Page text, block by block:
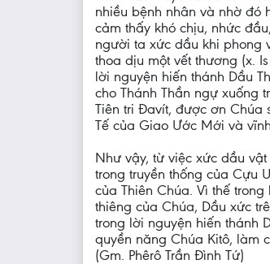
nhiều bệnh nhân và nhờ đó
cảm thấy khó chịu, nhức
người ta xức dầu khi phong
thoa dịu một vết thương (x.
lời nguyện hiến thánh Dầu
cho Thánh Thần ngự xuống
Tiên tri Đavít, được ơn Chúa
Tế của Giao Ước Mới và
Như vậy, từ việc xức dầu
trong truyền thống của Cựu
của Thiên Chúa. Vì thế
thiêng của Chúa, Dầu xức
trong lời nguyện hiến thánh
quyền năng Chúa Kitô, làm
(Gm. Phêrô Trần Đình Tứ)